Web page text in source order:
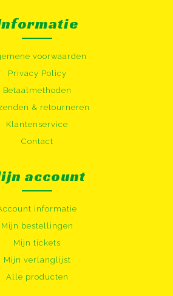
voorwaarden
Privacy Policy
Betaalmethoden
& retourneren
Klantenservice
Contact
account
informatie
Mijn bestellingen
Mijn tickets
Mijn verlanglijst
Alle producten